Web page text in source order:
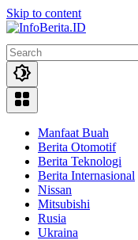
Skip to content
Manfaat Buah
Berita Otomotif
Berita Teknologi
Berita Internasional
Nissan
Mitsubishi
Rusia
Ukraina